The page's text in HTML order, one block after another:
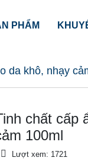
PHẨM
da khô, nhạy
chất cấp
100ml
Lượt xem: 1721